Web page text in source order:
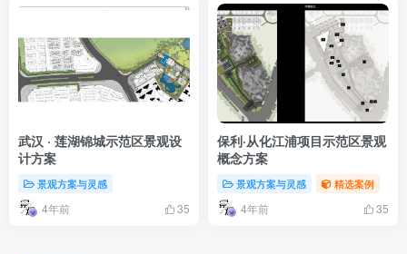
武汉 · 莲湖锦城示范区景观设
计方案
景观方案与灵感
4年前 35
保利·从化江浦项目示范区景观
概念方案
景观方案与灵感 精选案例
4年前 35